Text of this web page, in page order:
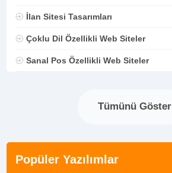
İlan Sitesi Tasarımları
Çoklu Dil Özellikli Web Siteler
Sanal Pos Özellikli Web Siteler
Tümünü Göster
Popüler Yazılımlar